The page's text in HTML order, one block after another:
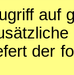
auf
der